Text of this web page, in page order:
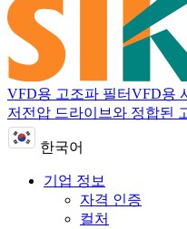
VFD용 고조파 필터VFD용
저전압 드라이브와 정합된
한국어
기업 정보
자격 인증
컬처